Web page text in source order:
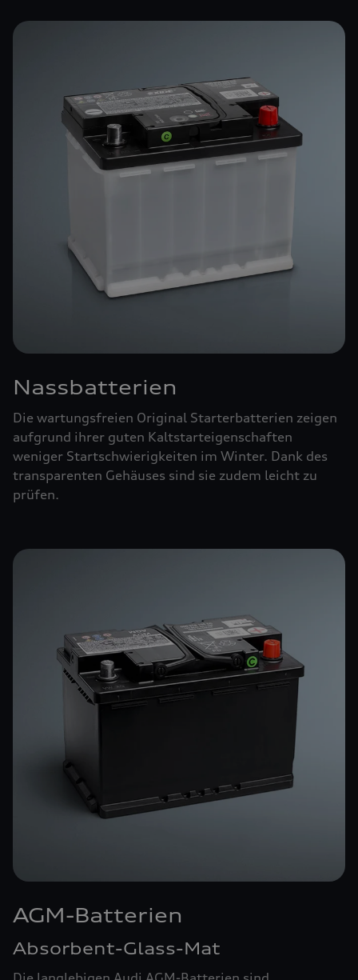
Nassbatterien
Die wartungsfreien Original Starterbatterien zeigen
aufgrund ihrer guten Kaltstarteigenschaften
weniger Startschwierigkeiten im Winter. Dank des
transparenten Gehäuses sind sie zudem leicht zu
prüfen.
AGM-Batterien
Absorbent-Glass-Mat